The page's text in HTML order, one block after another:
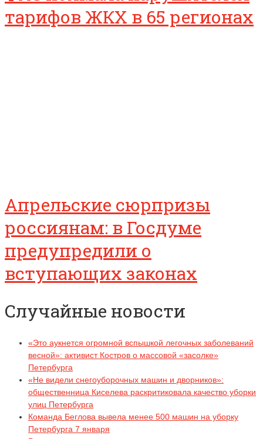
тарифов ЖКХ в 65 регионах
Апрельские сюрпризы
россиянам: в Госдуме
предупредили о
вступающих законах
Случайные новости
«Это аукнется огромной вспышкой легочных заболеваний
весной»: активист Костров о массовой «засолке»
Петербурга
«Не видели снегоуборочных машин и дворников»:
общественница Киселева раскритиковала качество уборки
улиц Петербурга
Команда Беглова вывела менее 500 машин на уборку
Петербурга 7 января